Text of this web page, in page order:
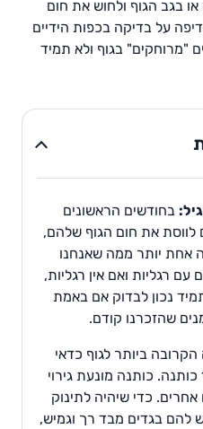
בגב הגוף ולחוש את חום
על בדיקה בכפות הידיים
"מרוחקים" בגוף ולא תמיד
בחודשים הראשונים
לווסת את חום הגוף שלהם,
אחת יותר ממה שאנחנו
עם רגליות ואם אין רגליות,
נכון לבדוק אם באמת
שהזכרנו קודם.
ביותר לגוף כדאי
להלביש בגד שעשוי מ-100% כותנה. כותנה מונעת גירוי
אחרים. כדי שיהיה לתינוק
להם בגדים מבד רך וגמיש,